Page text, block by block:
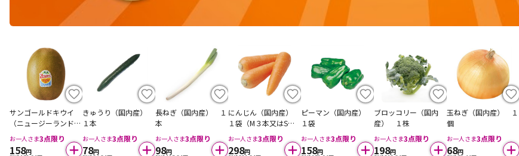
サンゴールドキウイ
（ニュージーランド
産） １コ
お一人さま3点限り
158円
きゅうり（国内産）
１本
お一人さま3点限り
78円
長ねぎ（国内産） １
本
お一人さま3点限り
98円
にんじん（国内産）
１袋（M３本又はS４
本）
お一人さま3点限り
298円
ピーマン（国内産）
１袋
お一人さま3点限り
158円
ブロッコリー（国内
産） １株
お一人さま3点限り
198円
玉ねぎ（国内産） １
個
お一人さま3点限り
68円